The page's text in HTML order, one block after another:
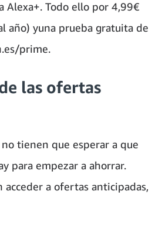
Alexa+. Todo ello por 4,99€
año) yuna prueba gratuita de
prime.
las ofertas
tienen que esperar a que
para empezar a ahorrar.
acceder a ofertas anticipadas,